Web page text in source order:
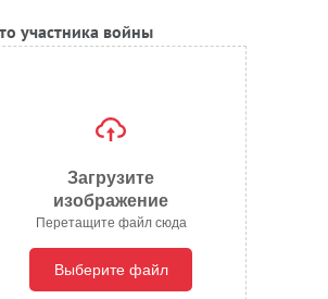
участника войны
Загрузите
изображение
Перетащите файл сюда